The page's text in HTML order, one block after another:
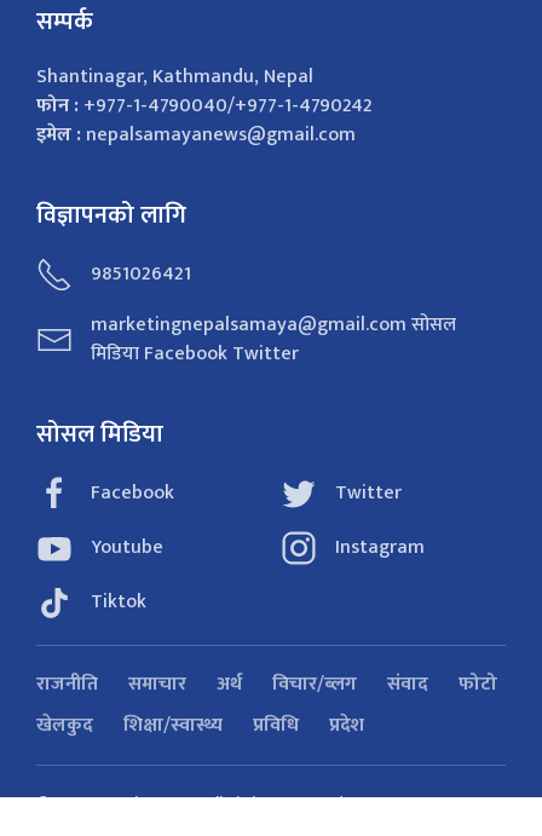
सम्पर्क
Shantinagar, Kathmandu, Nepal
फोन :+977-1-4790040/+977-1-4790242
इमेल :nepalsamayanews@gmail.com
विज्ञापनको लागि
9851026421
marketingnepalsamaya@gmail.com सोसल
मिडिया Facebook Twitter
सोसल मिडिया
Facebook
Twitter
Youtube
Instagram
Tiktok
राजनीति समाचार अर्थ विचार/ब्लग संवाद
फोटो
खेलकुद
शिक्षा/स्वास्थ्य प्रविधि प्रदेश
© 2026 Nepal Samaya. All Right Reserved